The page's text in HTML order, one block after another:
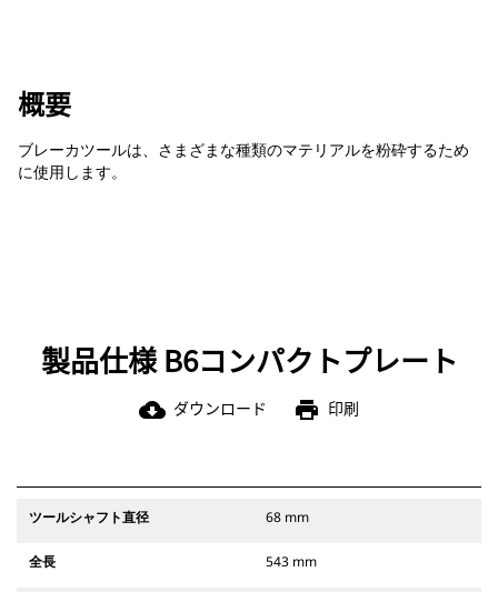
概要
ブレーカツールは、さまざまな種類のマテリアルを粉砕するため
に使用します。
製品仕様 B6コンパクトプレート
cloud_download ダウンロード print 印刷
ツールシャフト直径 68 mm
全長 543 mm